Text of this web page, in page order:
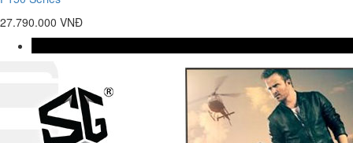
27.790.000 VNĐ